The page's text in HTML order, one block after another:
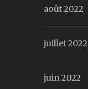
août 2022
juillet 2022
juin 2022